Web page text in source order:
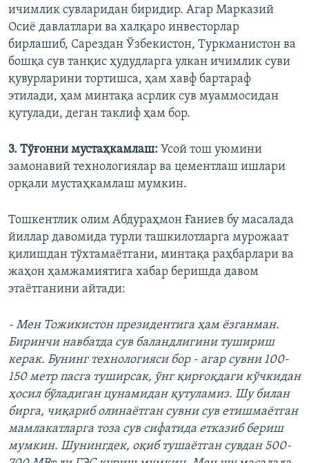
ичимлик сувларидан биридир. Агар Марказий
Осиё давлатлари ва халқаро инвесторлар
бирлашиб, Сарездан Ўзбекистон, Туркманистон ва
бошқа сув танқис ҳудудларга улкан ичимлик суви
қувурларини тортишса, ҳам хавф бартараф
этилади, ҳам минтақа асрлик сув муаммосидан
қутулади, деган таклиф ҳам бор.
3. Тўғонни мустаҳкамлаш: Усой тош уюмини
замонавий технологиялар ва цементлаш ишлари
орқали мустаҳкамлаш мумкин.
Тошкентлик олим Абдураҳмон Ғаниев бу масалада
йиллар давомида турли ташкилотларга мурожаат
қилишдан тўхтамаётгани, минтақа раҳбарлари ва
жаҳон ҳамжамиятига хабар беришда давом
этаётганини айтади:
- Мен Тожикистон президентига ҳам ёзганман.
Биринчи навбатда сув баландлигини тушириш
керак. Бунинг технологияси бор - агар сувни 100-
150 метр пасга туширсак, ўнг қирғоқдаги кўчкидан
ҳосил бўладиган цунамидан қутуламиз. Шу билан
бирга, чиқариб олинаётган сувни сув етишмаётган
мамлакатларга тоза сув сифатида етказиб бериш
мумкин. Шунингдек, оқиб тушаётган сувдан 500-